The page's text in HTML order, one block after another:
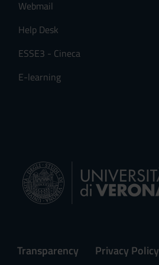
Webmail
Help Desk
ESSE3 - Cineca
E-learning
Transparency Privacy Policy